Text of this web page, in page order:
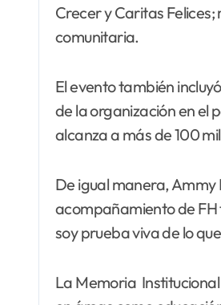
Crecer y Caritas
comunitaria.
El evento también
de la organización en el
alcanza a más de 100
De igual manera,
acompañamiento de FH
soy prueba viva de lo
La Memoria